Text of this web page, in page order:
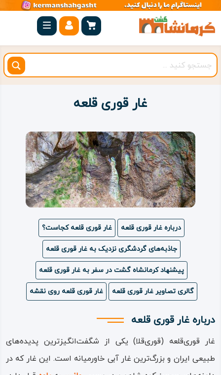
صفحه
اصلی
کرمانشاه
شهرستان
روستاهای
اقامتگاه
غار قوری قلعه
درباره غار قوری قلعه غار قوری قلعه کجاست؟
جاذبه‌های گردشگری نزدیک به غار قوری قلعه
پیشنهاد کرمانشاه گشت در سفر به غار قوری قلعه
گالری تصاویر غار قوری قلعه غار قوری قلعه روی نقشه
درباره غار قوری قلعه
غار قوری‌قلعه (قوری‌قلا) یکی از شگفت‌انگیزترین پدیده‌های
طبیعی ایران و بزرگ‌ترین غار آبی خاورمیانه است. این غار که در